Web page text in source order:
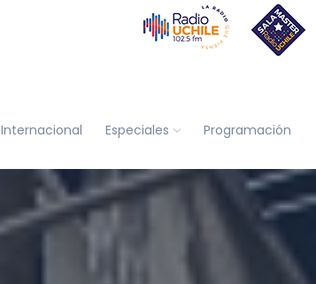
Internacional Especiales Programación